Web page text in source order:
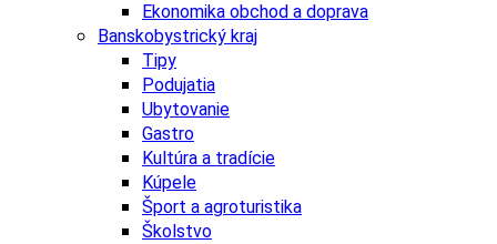
Ekonomika obchod a doprava
Banskobystrický kraj
Tipy
Podujatia
Ubytovanie
Gastro
Kultúra a tradície
Kúpele
Šport a agroturistika
Školstvo